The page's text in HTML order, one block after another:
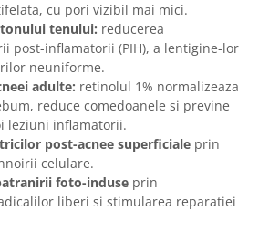
cu pori vizibil mai mici.
tenului: reducerea
post-inflamatorii (PIH), a lentigine-lor
neuniforme.
adulte: retinolul 1% normalizeaza
reduce comedoanele si previne
leziuni inflamatorii.
post-acnee superficiale prin
celulare.
foto-induse prin
liberi si stimularea reparatiei